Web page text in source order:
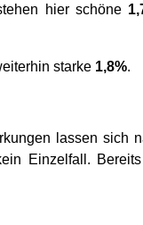
hier schöne
starke 1,8%.
lassen sich
Einzelfall.